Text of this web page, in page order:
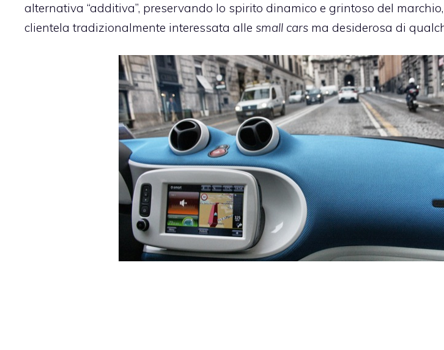
alternativa “additiva”, preservando lo spirito dinamico e grintoso del
clientela tradizionalmente interessata alle small cars ma desiderosa di